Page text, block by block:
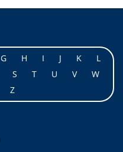
G H I J K
L
S T U V
W
Z